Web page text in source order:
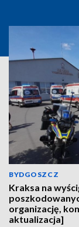
BYDGOSZCZ
Kraksa na
organizację,
aktualizacja]